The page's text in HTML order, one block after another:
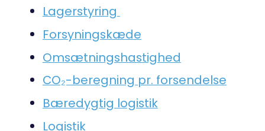
Lagerstyring
Forsyningskæde
Omsætningshastighed
CO₂-beregning pr. forsendelse
Bæredygtig logistik
Logistik